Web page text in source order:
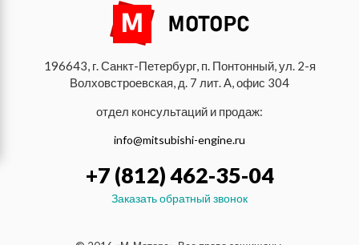
196643, г. Санкт-Петербург, п. Понтонный, ул. 2-я
Волховстроевская, д. 7 лит. А, офис 304
отдел консультаций и продаж:
info@mitsubishi-engine.ru
+7 (812) 462-35-04
Заказать обратный звонок